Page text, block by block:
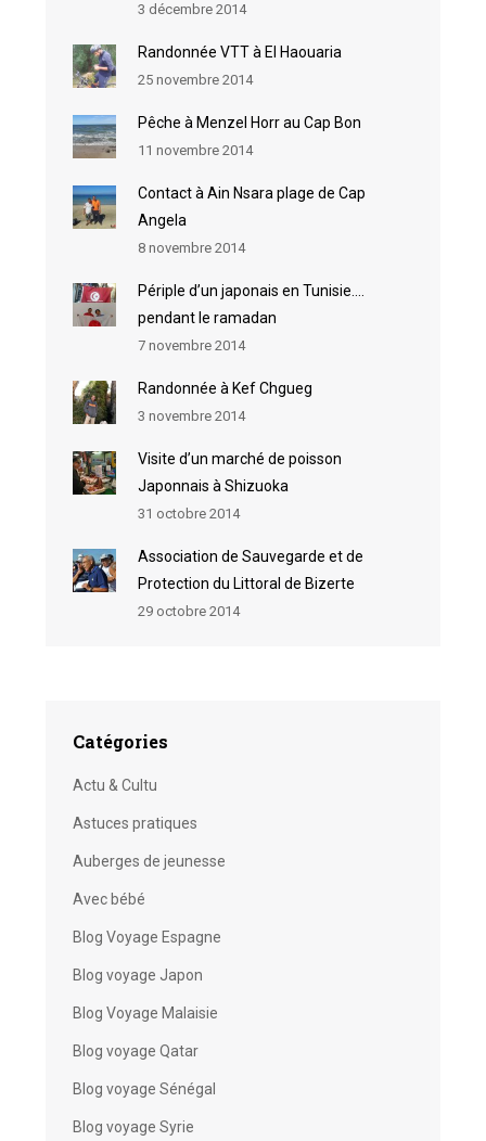
3 décembre 2014
Randonnée VTT à El Haouaria
25 novembre 2014
Pêche à Menzel Horr au Cap Bon
11 novembre 2014
Contact à Ain Nsara plage de Cap
Angela
8 novembre 2014
Périple d’un japonais en Tunisie….
pendant le ramadan
7 novembre 2014
Randonnée à Kef Chgueg
3 novembre 2014
Visite d’un marché de poisson
Japonnais à Shizuoka
31 octobre 2014
Association de Sauvegarde et de
Protection du Littoral de Bizerte
29 octobre 2014
Catégories
Actu & Cultu
Astuces pratiques
Auberges de jeunesse
Avec bébé
Blog Voyage Espagne
Blog voyage Japon
Blog Voyage Malaisie
Blog voyage Qatar
Blog voyage Sénégal
Blog voyage Syrie